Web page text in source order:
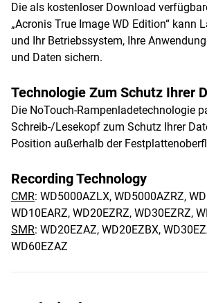
Die als kostenloser Download
„Acronis True Image WD Edition“ kann
und Ihr Betriebssystem, Ihre
und Daten sichern.
Technologie Zum Schutz Ihrer
Die NoTouch-Rampenladetechnologie
Schreib-/Lesekopf zum Schutz Ihrer
Position außerhalb der
Recording Technology
CMR: WD5000AZLX, WD5000AZRZ,
WD10EARZ, WD20EZRZ, WD30EZRZ,
SMR: WD20EZAZ, WD20EZBX,
WD60EZAZ